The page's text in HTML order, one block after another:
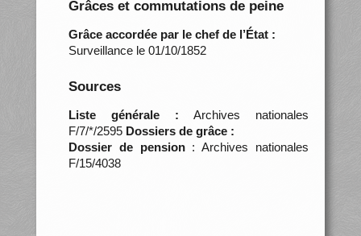
Grâces et commutations de peine
Grâce accordée par le chef de l’État :
Surveillance le 01/10/1852
Sources
Liste générale : Archives nationales
F/7/*/2595 Dossiers de grâce :
Dossier de pension: Archives nationales
F/15/4038